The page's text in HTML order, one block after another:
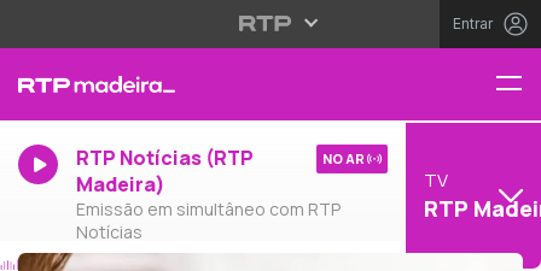
Entrar
RTP Notícias (RTP
Madeira)
Emissão em simultâneo com RTP
Notícias
NO AR
TV
RTP